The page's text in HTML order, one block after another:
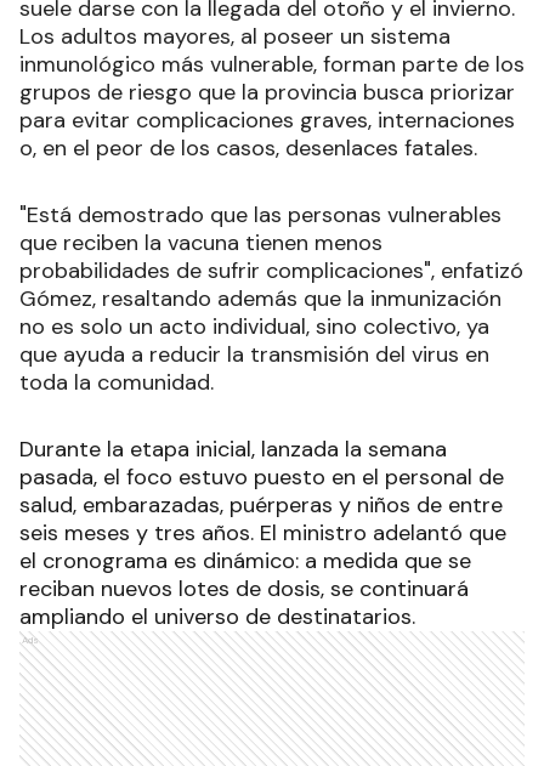
suele darse con la llegada del otoño y el invierno.
Los adultos mayores, al poseer un sistema
inmunológico más vulnerable, forman parte de los
grupos de riesgo que la provincia busca priorizar
para evitar complicaciones graves, internaciones
o, en el peor de los casos, desenlaces fatales.
"Está demostrado que las personas vulnerables
que reciben la vacuna tienen menos
probabilidades de sufrir complicaciones", enfatizó
Gómez, resaltando además que la inmunización
no es solo un acto individual, sino colectivo, ya
que ayuda a reducir la transmisión del virus en
toda la comunidad.
Durante la etapa inicial, lanzada la semana
pasada, el foco estuvo puesto en el personal de
salud, embarazadas, puérperas y niños de entre
seis meses y tres años. El ministro adelantó que
el cronograma es dinámico: a medida que se
reciban nuevos lotes de dosis, se continuará
ampliando el universo de destinatarios.
Ads